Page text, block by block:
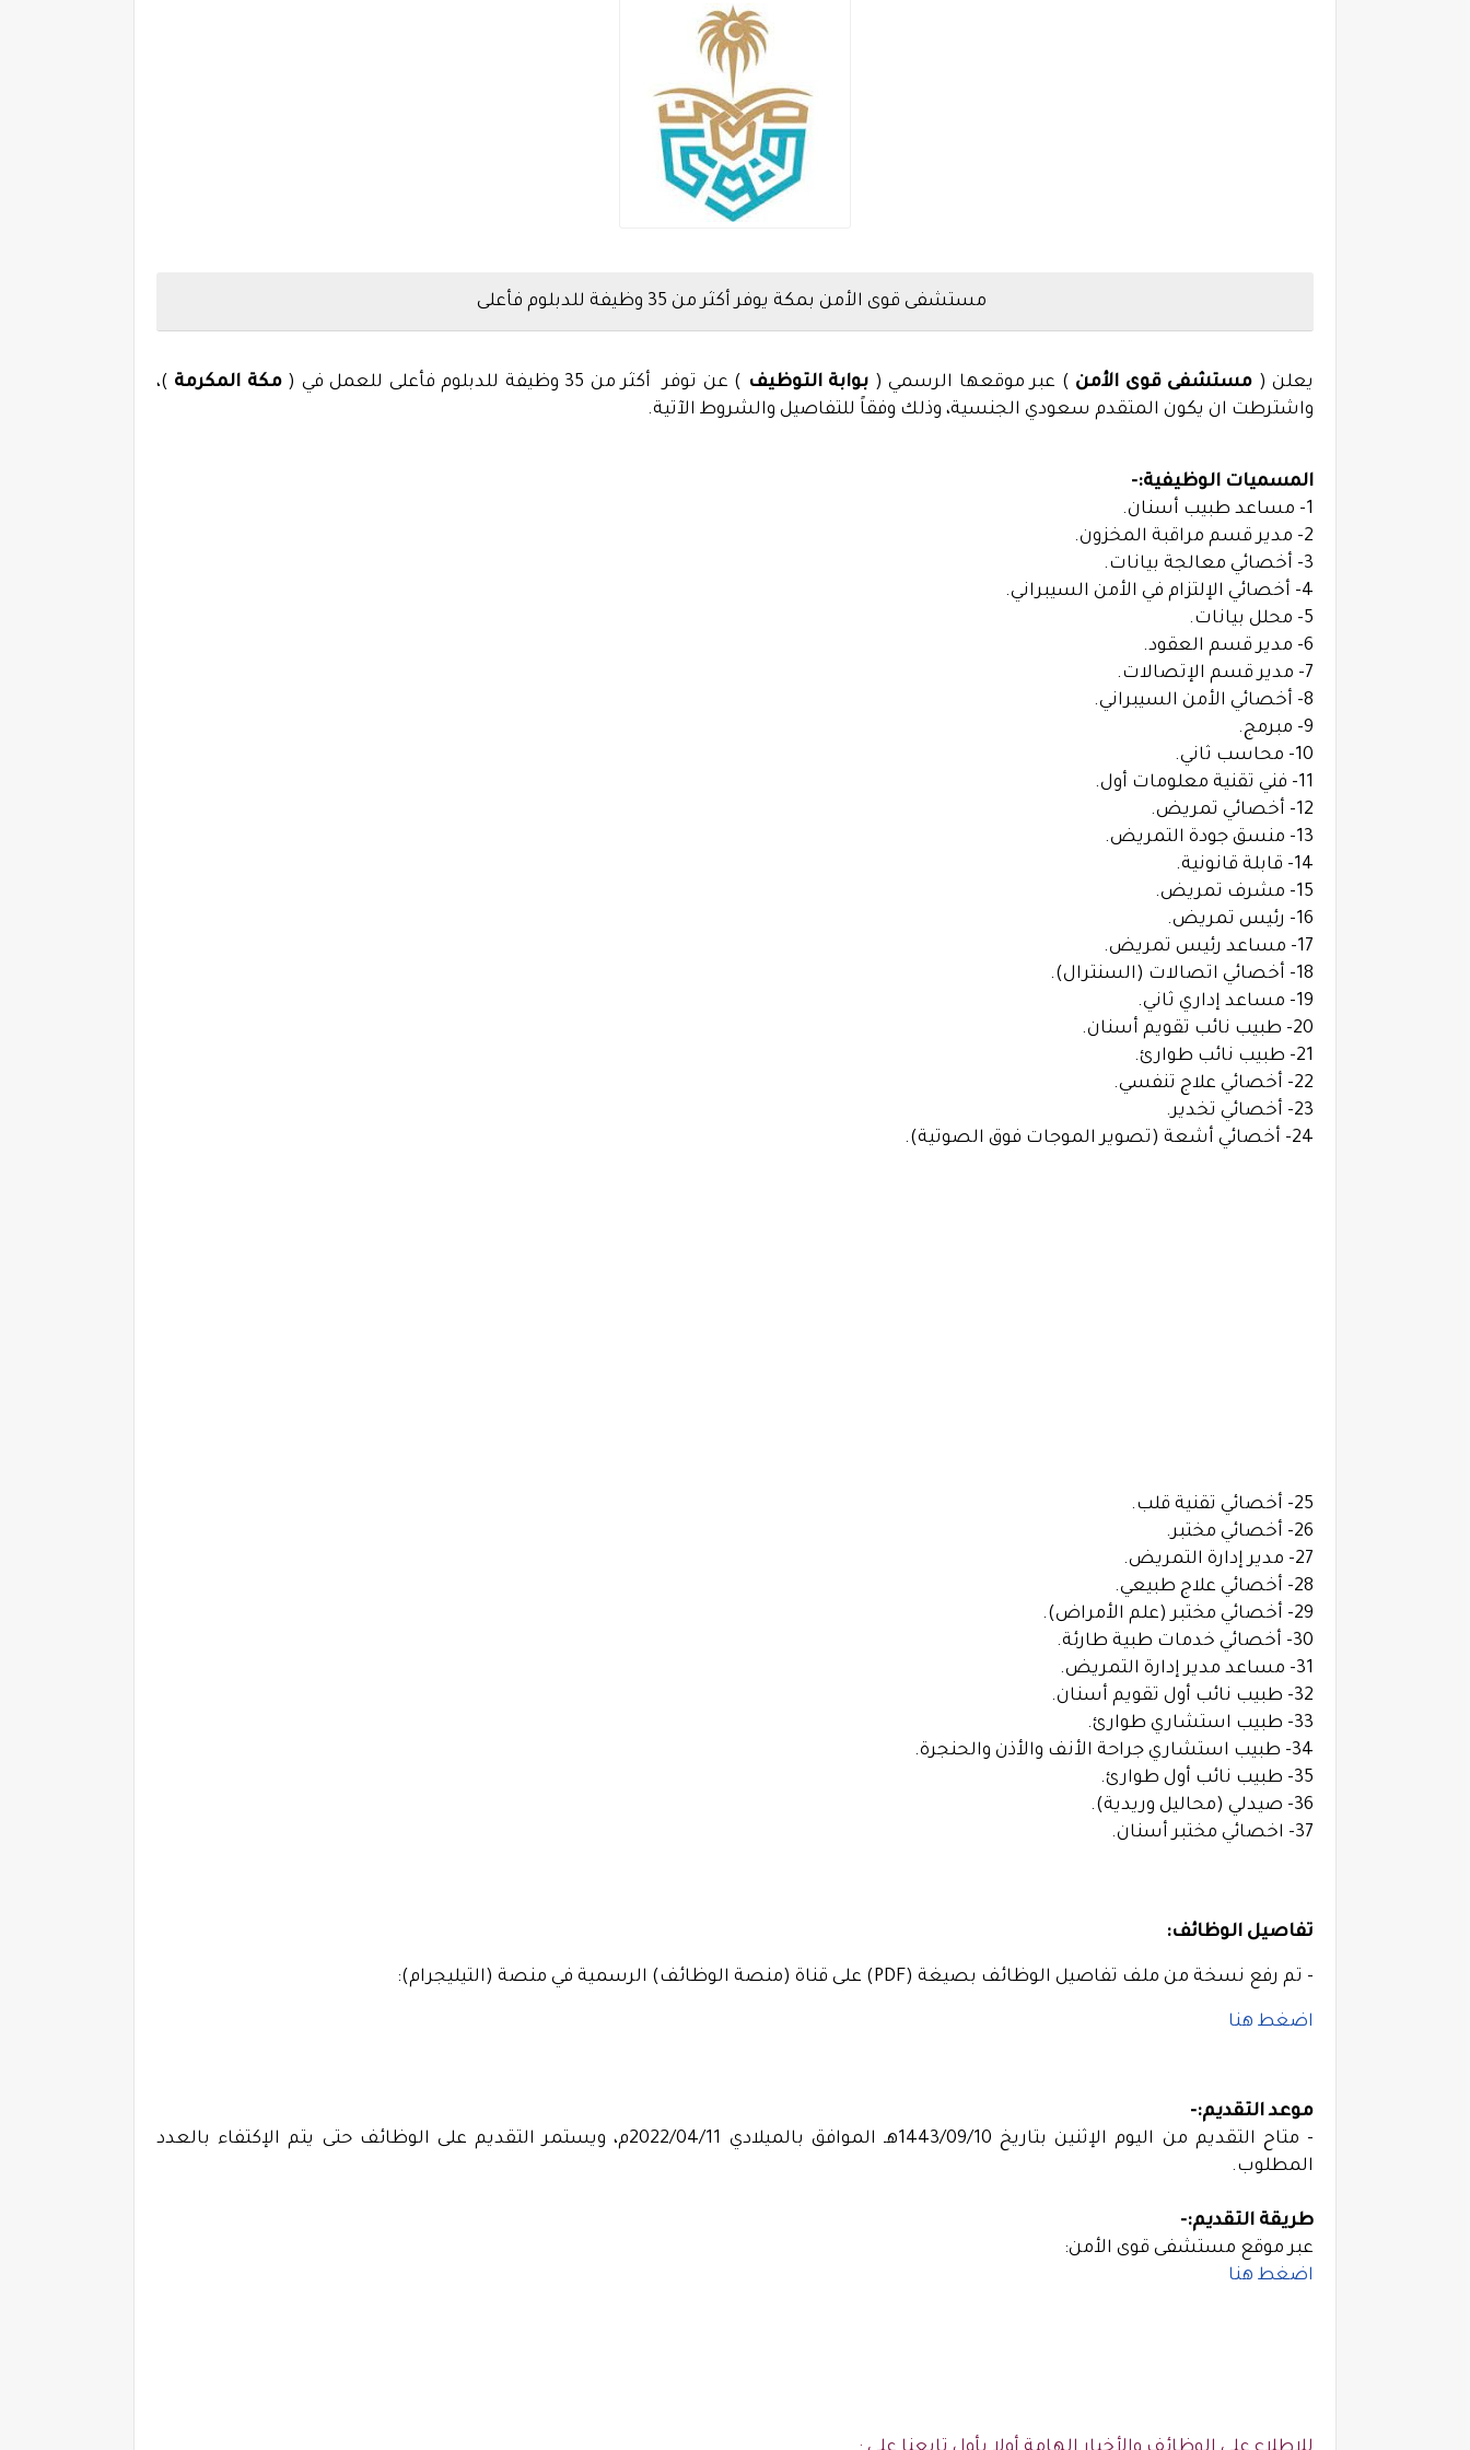
مستشفى قوى الأمن بمكة يوفر أكثر من 35 وظيفة للدبلوم فأعلى
يعلن ( مستشفى قوى الأمن ) عبر موقعها الرسمي ( بوابة التوظيف ) عن توفر أكثر من 35 وظيفة للدبلوم فأعلى للعمل في ( مكة المكرمة )،
واشترطت ان يكون المتقدم سعودي الجنسية، وذلك وفقاً للتفاصيل والشروط الآتية.
المسميات الوظيفية:-
1- مساعد طبيب أسنان.
2- مدير قسم مراقبة المخزون.
3- أخصائي معالجة بيانات.
4- أخصائي الإلتزام في الأمن السيبراني.
5- محلل بيانات.
6- مدير قسم العقود.
7- مدير قسم الإتصالات.
8- أخصائي الأمن السيبراني.
9- مبرمج.
10- محاسب ثاني.
11- فني تقنية معلومات أول.
12- أخصائي تمريض.
13- منسق جودة التمريض.
14- قابلة قانونية.
15- مشرف تمريض.
16- رئيس تمريض.
17- مساعد رئيس تمريض.
18- أخصائي اتصالات (السنترال).
19- مساعد إداري ثاني.
20- طبيب نائب تقويم أسنان.
21- طبيب نائب طوارئ.
22- أخصائي علاج تنفسي.
23- أخصائي تخدير.
24- أخصائي أشعة (تصوير الموجات فوق الصوتية).
25- أخصائي تقنية قلب.
26- أخصائي مختبر.
27- مدير إدارة التمريض.
28- أخصائي علاج طبيعي.
29- أخصائي مختبر (علم الأمراض).
30- أخصائي خدمات طبية طارئة.
31- مساعد مدير إدارة التمريض.
32- طبيب نائب أول تقويم أسنان.
33- طبيب استشاري طوارئ.
34- طبيب استشاري جراحة الأنف والأذن والحنجرة.
35- طبيب نائب أول طوارئ.
36- صيدلي (محاليل وريدية).
37- اخصائي مختبر أسنان.
تفاصيل الوظائف:
- تم رفع نسخة من ملف تفاصيل الوظائف بصيغة (PDF) على قناة (منصة الوظائف) الرسمية في منصة (التيليجرام):
اضغط هنا
موعد التقديم:-
- متاح التقديم من اليوم الإثنين بتاريخ 1443/09/10هـ الموافق بالميلادي 2022/04/11م، ويستمر التقديم على الوظائف حتى يتم الإكتفاء بالعدد
المطلوب.
طريقة التقديم:-
عبر موقع مستشفى قوى الأمن:
اضغط هنا